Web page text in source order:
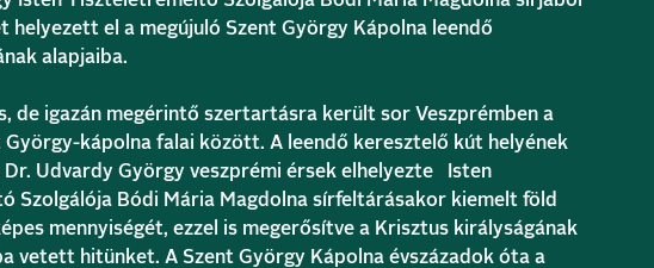
helyezett el a megújuló Szent György Kápolna leendő
alapjaiba.
de igazán megérintő szertartásra került sor Veszprémben a
György-kápolna falai között. A leendő keresztelő kút helyének
Dr. Udvardy György veszprémi érsek elhelyezte Isten
Szolgálója Bódi Mária Magdolna sírfeltárásakor kiemelt föld
mennyiségét, ezzel is megerősítve a Krisztus királyságának
vetett hitünket. A Szent György Kápolna évszázadok óta a